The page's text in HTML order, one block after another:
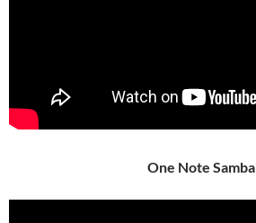
One Note Samba